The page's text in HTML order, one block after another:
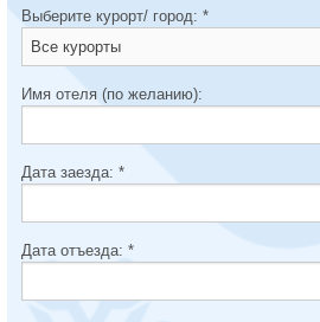
Выберите курорт/ город: *
Имя отеля (по желанию):
Дата заезда: *
Дата отъезда: *